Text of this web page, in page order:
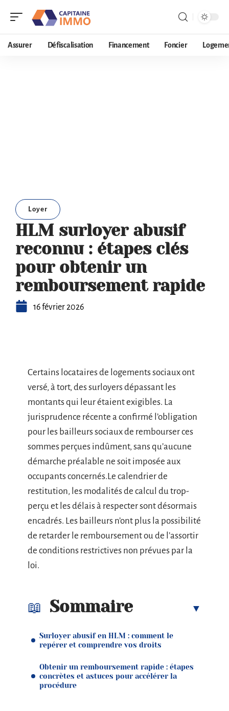
Assurer Défiscalisation Financement Foncier
Loyer
HLM surloyer abusif
reconnu : étapes clés
pour obtenir un
remboursement rapide
16 février 2026
Certains locataires de logements sociaux ont
versé, à tort, des surloyers dépassant les
montants qui leur étaient exigibles. La
jurisprudence récente a confirmé l’obligation
pour les bailleurs sociaux de rembourser ces
sommes perçues indûment, sans qu’aucune
démarche préalable ne soit imposée aux
occupants concernés.Le calendrier de
restitution, les modalités de calcul du trop-
perçu et les délais à respecter sont désormais
encadrés. Les bailleurs n’ont plus la possibilité
de retarder le remboursement ou de l’assortir
de conditions restrictives non prévues par la
loi.
Sommaire
Surloyer abusif en HLM : comment le
repérer et comprendre vos droits
Obtenir un remboursement rapide : étapes
concrètes et astuces pour accélérer la
procédure